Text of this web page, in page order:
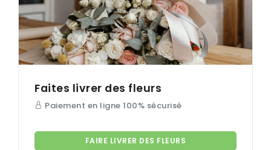
Faites livrer des fleurs
Paiement en ligne 100% sécurisé
FAIRE LIVRER DES FLEURS